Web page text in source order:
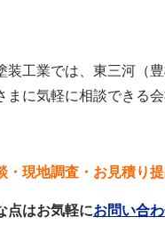
装工業では、東三河（
まに気軽に相談できる
・現地調査・お見積り
点はお気軽にお問い合